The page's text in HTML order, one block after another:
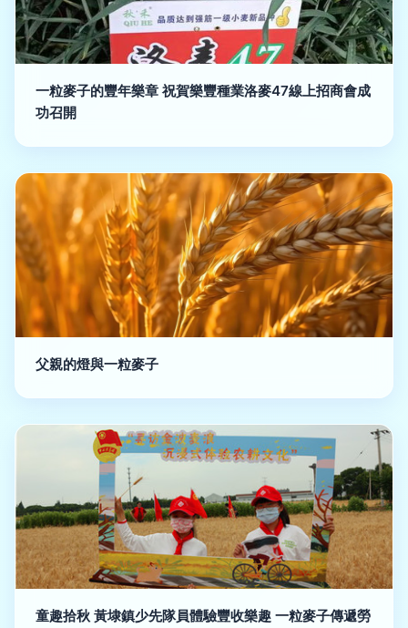
一粒麥子的豐年樂章 祝賀樂豐種業洛麥47線上招商會成
功召開
父親的燈與一粒麥子
童趣拾秋 黃埭鎮少先隊員體驗豐收樂趣 一粒麥子傳遞勞